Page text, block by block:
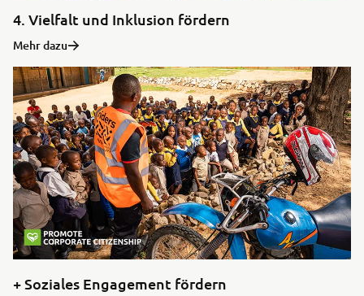
4. Vielfalt und Inklusion fördern
Mehr dazu
+ Soziales Engagement fördern